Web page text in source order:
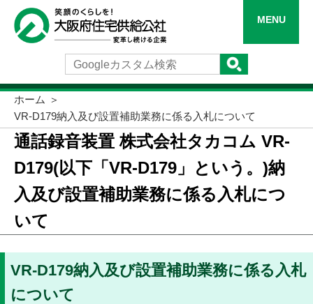
MENU
ホーム
VR-D179納入及び設置補助業務に係る入札について
通話録音装置 株式会社タカコム VR-
D179(以下「VR-D179」という。)納
入及び設置補助業務に係る入札につ
いて
VR-D179納入及び設置補助業務に係る入札
について